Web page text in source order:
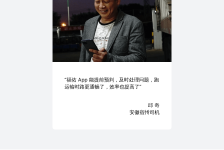
“福佑 App 能提前预判，及时处理问题，跑
运输时路更通畅了，效率也提高了”
邱 奇
安徽宿州司机